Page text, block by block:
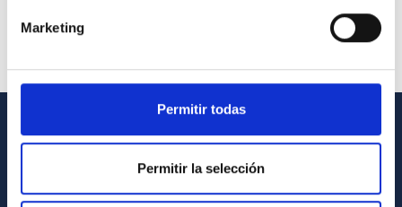
Marketing
Permitir todas
Permitir la selección
INFORMACIÓN GENERAL